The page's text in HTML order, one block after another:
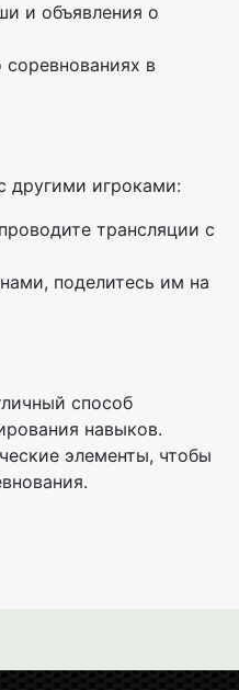
и объявления о
в
другими игроками:
трансляции с
поделитесь им на
способ
навыков.
элементы, чтобы